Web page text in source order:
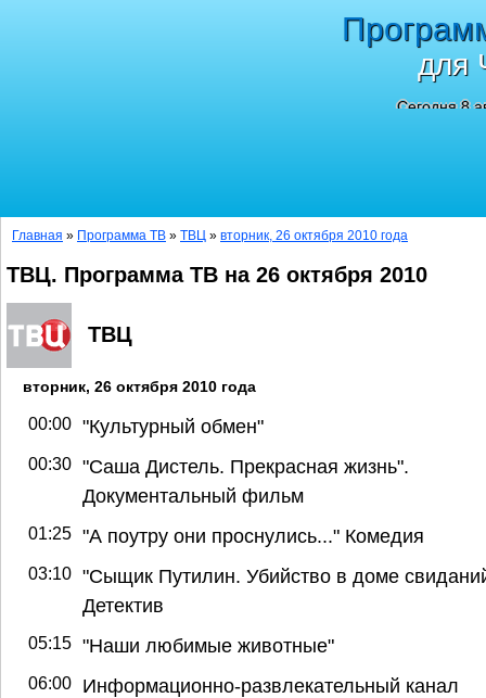
для
Сегодня 8
Главная » Программа ТВ » ТВЦ » вторник, 26 октября 2010 года
ТВЦ. Программа ТВ на 26 октября 2010
ТВЦ
вторник, 26 октября 2010 года
00:00 "Культурный обмен"
00:30 "Саша Дистель. Прекрасная жизнь".
Документальный фильм
01:25 "А поутру они проснулись..." Комедия
03:10 "Сыщик Путилин. Убийство в доме
Детектив
05:15 "Наши любимые животные"
06:00
Информационно-развлекательный канал